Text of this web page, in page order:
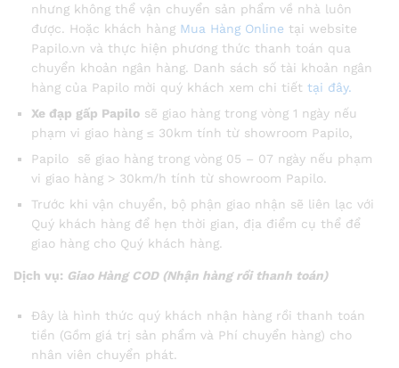
nhưng không thể vận chuyển sản phẩm về nhà luôn
được. Hoặc khách hàng Mua Hàng Online tại website
Papilo.vn và thực hiện phương thức thanh toán qua
chuyển khoản ngân hàng. Danh sách số tài khoản ngân
hàng của Papilo mời quý khách xem chi tiết tại đây.
Xe đạp gấp Papilo sẽ giao hàng trong vòng 1 ngày nếu
phạm vi giao hàng ≤ 30km tính từ showroom Papilo,
Papilo sẽ giao hàng trong vòng 05 – 07 ngày nếu phạm
vi giao hàng > 30km/h tính từ showroom Papilo.
Trước khi vận chuyển, bộ phận giao nhận sẽ liên lạc với
Quý khách hàng để hẹn thời gian, địa điểm cụ thể để
giao hàng cho Quý khách hàng.
Dịch vụ: Giao Hàng COD (Nhận hàng rồi thanh toán)
Đây là hình thức quý khách nhận hàng rồi thanh toán
tiền (Gồm giá trị sản phẩm và Phí chuyển hàng) cho
nhân viên chuyển phát.